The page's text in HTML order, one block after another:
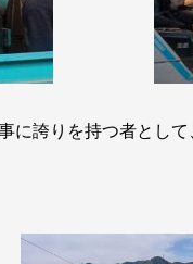
に誇りを持つ者とし